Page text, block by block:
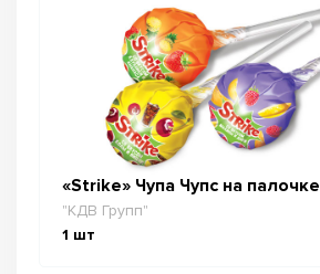
«Strike» Чупа Чупс на палочке
"КДВ Групп"
1 шт